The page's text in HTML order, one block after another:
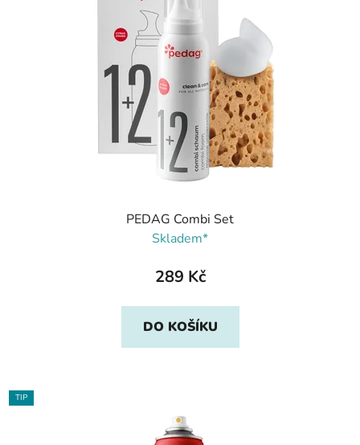
PEDAG Combi Set
Skladem*
289 Kč
DO KOŠÍKU
TIP